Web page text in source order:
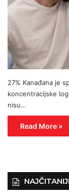
27% Kanađana je
koncentracijske
nisu…
Read More »